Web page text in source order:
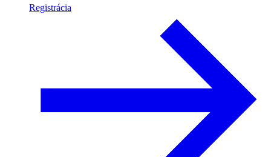
Registrácia